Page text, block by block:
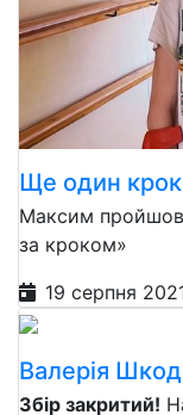
Ще один крок
Максим пройшов
за кроком»
19 серпня
Валерія
Збір закритий!